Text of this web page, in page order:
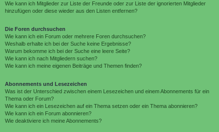
Wie kann ich Mitglieder zur Liste der Freunde oder zur Liste der ignorierten Mitglieder
hinzufügen oder diese wieder aus den Listen entfernen?
Die Foren durchsuchen
Wie kann ich ein Forum oder mehrere Foren durchsuchen?
Weshalb erhalte ich bei der Suche keine Ergebnisse?
Warum bekomme ich bei der Suche eine leere Seite?
Wie kann ich nach Mitgliedern suchen?
Wie kann ich meine eigenen Beiträge und Themen finden?
Abonnements und Lesezeichen
Was ist der Unterschied zwischen einem Lesezeichen und einem Abonnements für ein
Thema oder Forum?
Wie kann ich ein Lesezeichen auf ein Thema setzen oder ein Thema abonnieren?
Wie kann ich ein Forum abonnieren?
Wie deaktiviere ich meine Abonnements?